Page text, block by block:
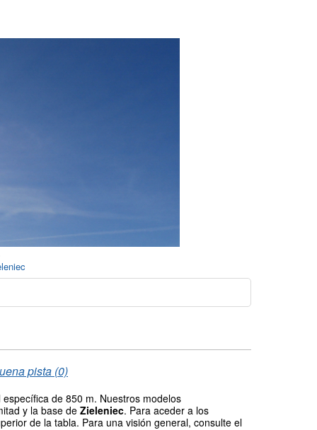
pista (0)
específica de 850 m. Nuestros modelos
y la base de Zieleniec. Para aceder a los
de la tabla. Para una visión general, consulte el